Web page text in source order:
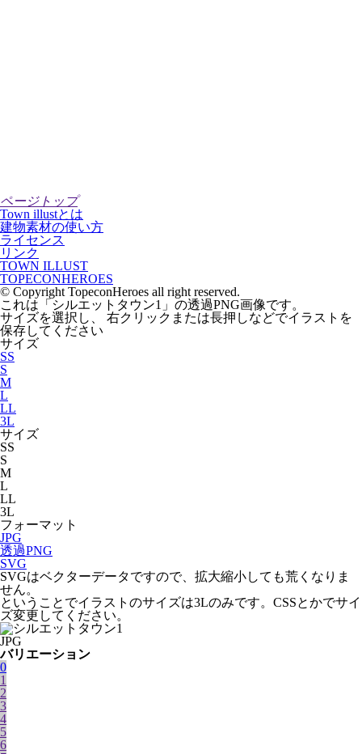
ページトップ
Town illustとは
建物素材の使い方
ライセンス
リンク
TOWN ILLUST
TOPECONHEROES
© Copyright TopeconHeroes all right reserved.
これは「 シルエットタウン1 」の透過PNG画像です。
サイズを選択し、 右クリックまたは長押しなどでイラストを
保存してください
サイズ
SS
S
M
L
LL
3L
サイズ
SS
S
M
L
LL
3L
フォーマット
JPG
透過PNG
SVG
SVGはベクターデータですので、拡大縮小しても荒くなりま
せん。
ということでイラストのサイズは3Lのみです。CSSとかでサイ
ズ変更してください。
JPG
バリエーション
0
1
2
3
4
5
6